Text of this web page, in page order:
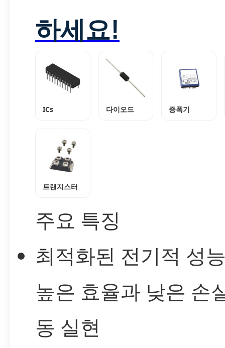
하세요!
ICs 다이오드 증폭기
트랜지스터
주요 특징
최적화된 전기적 성
높은 효율과 낮은 손
동 실현